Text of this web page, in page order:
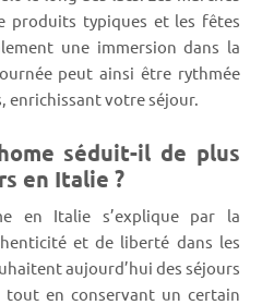
produits typiques et les fêtes
une immersion dans la
peut ainsi être rythmée
enrichissant votre séjour.
séduit-il de plus
en Italie ?
en Italie s’explique par la
et de liberté dans les
aujourd’hui des séjours
en conservant un certain